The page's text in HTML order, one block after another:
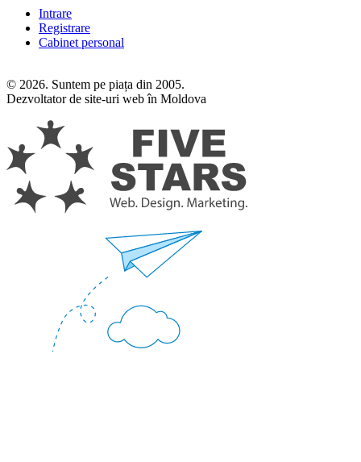
Intrare
Registrare
Cabinet personal
© 2026. Suntem pe piața din 2005.
Dezvoltator de site-uri web în Moldova